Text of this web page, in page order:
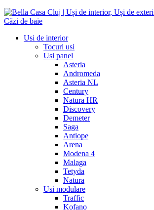
Usi de interior
Tocuri usi
Usi panel
Asteria
Andromeda
Asteria NL
Century
Natura HR
Discovery
Demeter
Saga
Antiope
Arena
Modena 4
Malaga
Tetyda
Natura
Usi modulare
Traffic
Kofano